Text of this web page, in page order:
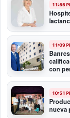
11:55
11:09
con
10:51
nueva